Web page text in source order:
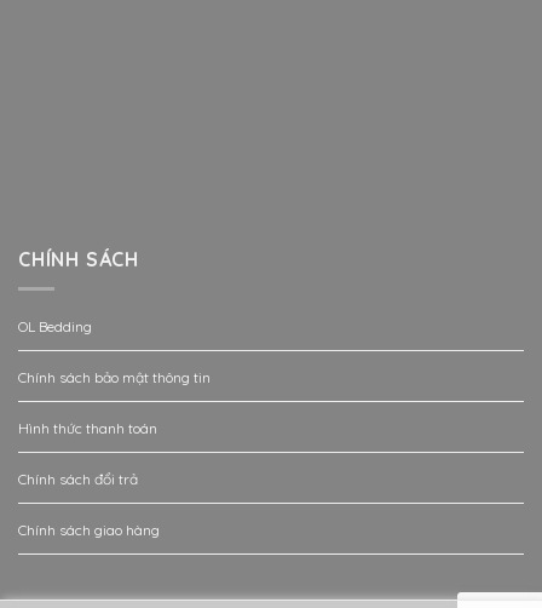
CHÍNH SÁCH
OL Bedding
Chính sách bảo mật thông tin
Hình thức thanh toán
Chính sách đổi trả
Chính sách giao hàng